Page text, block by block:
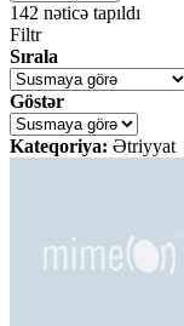
142 nəticə tapıldı
Filtr
Sırala
Göstər
Kateqoriya: Ətriyyat